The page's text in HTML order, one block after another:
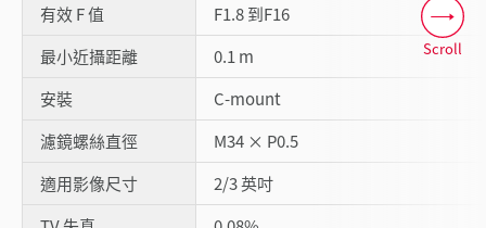
有效 F 值
F1.8 到F16
最小近攝距離
0.1 m
安裝
C-mount
濾鏡螺絲直徑
M34 × P0.5
適用影像尺寸
2/3 英吋
Scroll